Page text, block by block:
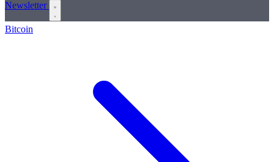
Newsletter
Bitcoin